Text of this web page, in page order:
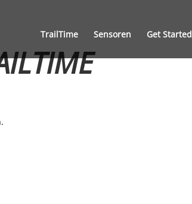
TrailTime Sensoren Get Started